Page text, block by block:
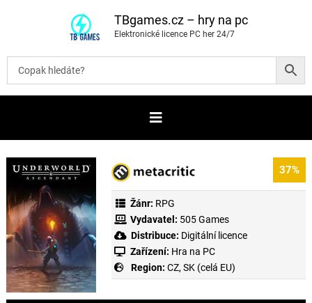
t
b
TBgames.cz – hry na pc
Elektronické licence PC her 24/7
37%
Žánr: RPG
Vydavatel: 505 Games
Distribuce: Digitální licence
Zařízení: Hra na PC
Region: CZ, SK (celá EU)